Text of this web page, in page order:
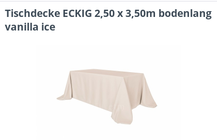
Tischdecke ECKIG 2,50 x 3,50m bodenlang
vanilla ice